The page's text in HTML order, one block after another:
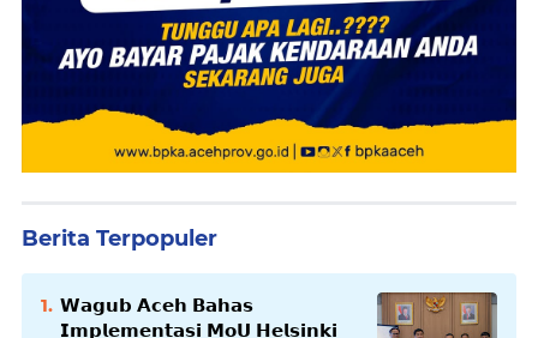
Berita Terpopuler
𝗪𝗮𝗴𝘂𝗯 𝗔𝗰𝗲𝗵 𝗕𝗮𝗵𝗮𝘀
𝗜𝗺𝗽𝗹𝗲𝗺𝗲𝗻𝘁𝗮𝘀𝗶 𝗠𝗼𝗨 𝗛𝗲𝗹𝘀𝗶𝗻𝗸𝗶